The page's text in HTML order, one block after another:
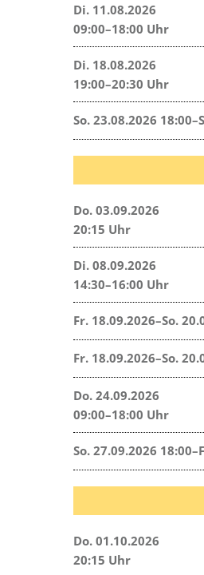
Di. 11.08.2026
09:00–18:00 Uhr
Di. 18.08.2026
19:00–20:30 Uhr
So. 23.08.2026
Do. 03.09.2026
20:15 Uhr
Di. 08.09.2026
14:30–16:00 Uhr
Fr. 18.09.2026–So.
Fr. 18.09.2026–So.
Do. 24.09.2026
09:00–18:00 Uhr
So. 27.09.2026
Do. 01.10.2026
20:15 Uhr